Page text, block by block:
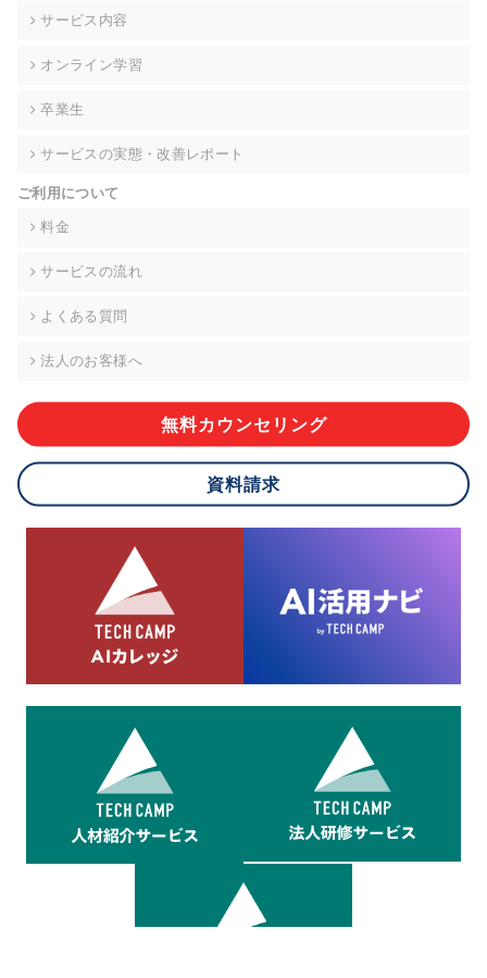
個人情報の開示等(利用目的の通知、開示、内容の訂正・追加・
て、下記の当社問合わせ窓口に申し出ることができます。その
的な期間内に対応いたします。ただし、申請が本人確認が不可
により、ご希望に添えない場合があります。 なお、アクセスロ
グなどの個人情報以外の情報については、原則として開示等は
株式会社div 個人情報問合せ窓口
メールアドレス:privacy_policy@di-v.co.jp
ご本人様が当社に個人情報を提供されるかどうかは任意による
応ができない場合があります。
8.cookieにより取得・分析した情報とその利用について
当社は第三者が運営するデータ・マネジメント・プラットフォ
ームからcookieにより収集されたウェブの閲覧機歴及びその分
析結果を取得し、これをお客様の個人データと結びつけた上
で、広告配信等の目的で利用いたします。
サービス内容
オンライン学習
卒業生
サービスの実態・改善レポート
ご利用について
料金
サービスの流れ
よくある質問
法人のお客様へ
無料カウンセリング
資料請求